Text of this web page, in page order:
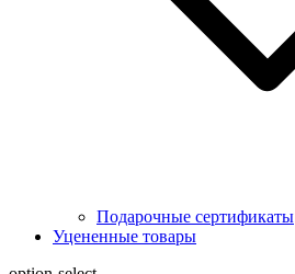
Подарочные сертификаты
Уцененные товары